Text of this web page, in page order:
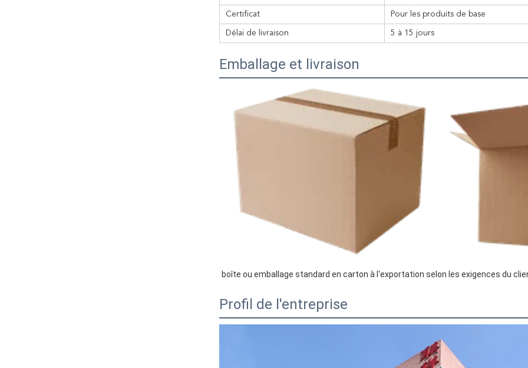
Certificat Pour les produits de base
Délai de livraison 5 à 15 jours
Emballage et livraison
boîte ou emballage standard en carton à l'exportation selon les exigences du
Profil de l'entreprise